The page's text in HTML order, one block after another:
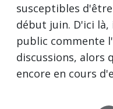
susceptibles
début juin. D'ici
public commente
discussions, alors
encore en cours